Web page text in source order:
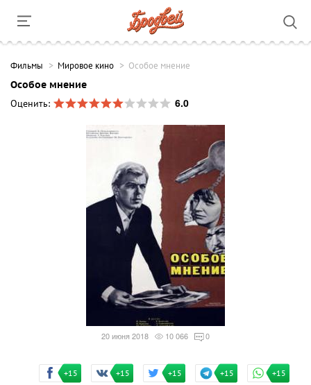
Фильмы Мировое кино Особое мнение
Особое мнение
Оценить:
6.0
20 июня 2018 10 066 0
+15 +15 +15 +15 +15